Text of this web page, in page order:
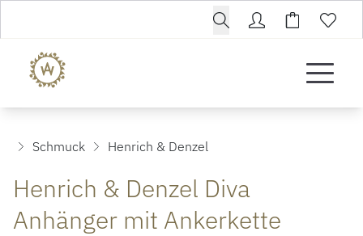
Schmuck Henrich & Denzel
Henrich & Denzel Diva
Anhänger mit Ankerkette